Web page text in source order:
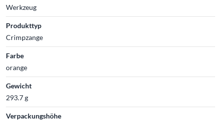
Werkzeug
Produkttyp
Crimpzange
Farbe
orange
Gewicht
293.7 g
Verpackungshöhe